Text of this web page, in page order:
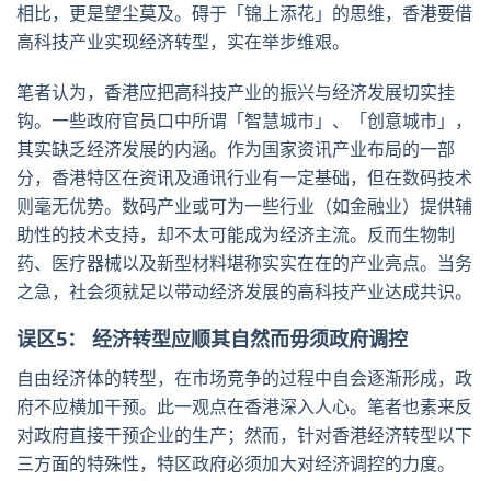
相比，更是望尘莫及。碍于「锦上添花」的思维，香港要借
高科技产业实现经济转型，实在举步维艰。
笔者认为，香港应把高科技产业的振兴与经济发展切实挂
钩。一些政府官员口中所谓「智慧城市」、「创意城市」，
其实缺乏经济发展的内涵。作为国家资讯产业布局的一部
分，香港特区在资讯及通讯行业有一定基础，但在数码技术
则毫无优势。数码产业或可为一些行业（如金融业）提供辅
助性的技术支持，却不太可能成为经济主流。反而生物制
药、医疗器械以及新型材料堪称实实在在的产业亮点。当务
之急，社会须就足以带动经济发展的高科技产业达成共识。
误区5： 经济转型应顺其自然而毋须政府调控
自由经济体的转型，在市场竞争的过程中自会逐渐形成，政
府不应横加干预。此一观点在香港深入人心。笔者也素来反
对政府直接干预企业的生产；然而，针对香港经济转型以下
三方面的特殊性，特区政府必须加大对经济调控的力度。